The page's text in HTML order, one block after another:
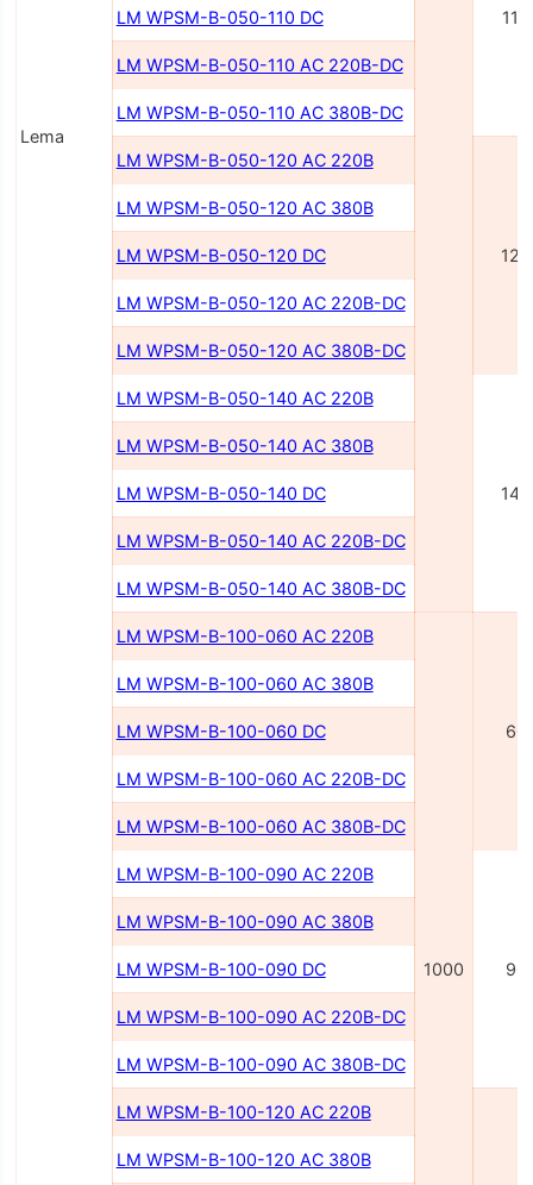
Lema
LM WPSM-B-050-110 DC
LM WPSM-B-050-110 AC 220В-DC
LM WPSM-B-050-110 AC 380В-DC
LM WPSM-B-050-120 AC 220В
LM WPSM-B-050-120 AC 380В
LM WPSM-B-050-120 DC
LM WPSM-B-050-120 AC 220В-DC
LM WPSM-B-050-120 AC 380В-DC
LM WPSM-B-050-140 AC 220В
LM WPSM-B-050-140 AC 380В
LM WPSM-B-050-140 DC
LM WPSM-B-050-140 AC 220В-DC
LM WPSM-B-050-140 AC 380В-DC
LM WPSM-B-100-060 AC 220В
1000
LM WPSM-B-100-060 AC 380В
LM WPSM-B-100-060 DC
LM WPSM-B-100-060 AC 220В-DC
LM WPSM-B-100-060 AC 380В-DC
LM WPSM-B-100-090 AC 220В
LM WPSM-B-100-090 AC 380В
LM WPSM-B-100-090 DC
LM WPSM-B-100-090 AC 220B-DC
LM WPSM-B-100-090 AC 380B-DC
LM WPSM-B-100-120 AC 220B
LM WPSM-B-100-120 AC 380B